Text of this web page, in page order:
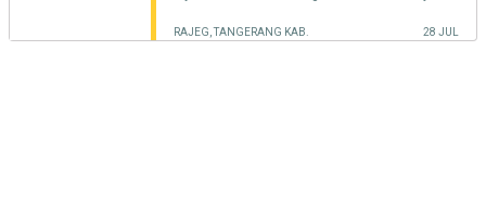
RAJEG, TANGERANG KAB. 28 JUL